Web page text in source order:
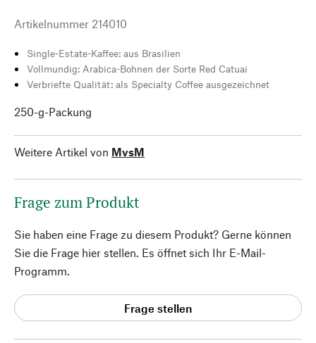
Artikelnummer 214010
Single-Estate-Kaffee: aus Brasilien
Vollmundig: Arabica-Bohnen der Sorte Red Catuai
Verbriefte Qualität: als Specialty Coffee ausgezeichnet
250-g-Packung
Weitere Artikel von MvsM
Frage zum Produkt
Sie haben eine Frage zu diesem Produkt? Gerne können
Sie die Frage hier stellen. Es öffnet sich Ihr E-Mail-
Programm.
Frage stellen